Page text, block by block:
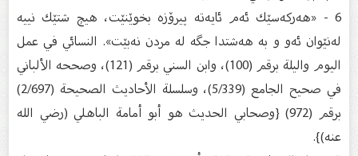
6 - «هه‌ركه‌سێك ئه‌م ئایه‌ته‌ پیرۆزه‌ بخوێنێت، هیچ شتێك نییه‌
له‌نێوان ئه‌و و به‌ هه‌شتدا جگه‌ له‌ مردن نه‌بێت». النسائي في عمل
اليوم واليلة برقم (100)، وابن السني برقم (121)، وصححه الألباني
في صحيح الجامع (5/339)، وسلسلة الأحاديث الصحيحة (2/697)
برقم (972) {وصحابي الحديث هو أبو أمامة الباهلي (رضي الله
عنه)}.